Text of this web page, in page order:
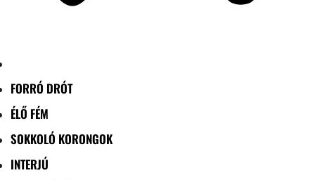
FORRÓ DRÓT
ÉLŐ FÉM
SOKKOLÓ KORONGOK
INTERJÚ